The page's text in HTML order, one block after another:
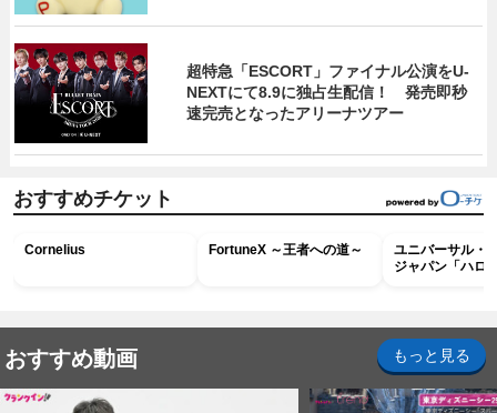
超特急「ESCORT」ファイナル公演をU-
NEXTにて8.9に独占生配信！ 発売即秒
速完売となったアリーナツアー
おすすめチケット
Cornelius FortuneX ～王者への道～
ユニバーサル・
ジャパン「ハロ
おすすめ動画 もっと見る